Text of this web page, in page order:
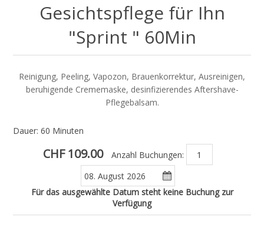
Gesichtspflege für Ihn
"Sprint " 60Min
Reinigung, Peeling, Vapozon, Brauenkorrektur, Ausreinigen,
beruhigende Crememaske, desinfizierendes Aftershave-
Pflegebalsam.
Dauer: 60 Minuten
CHF 109.00 Anzahl Buchungen:
Für das ausgewählte Datum steht keine Buchung zur
Verfügung